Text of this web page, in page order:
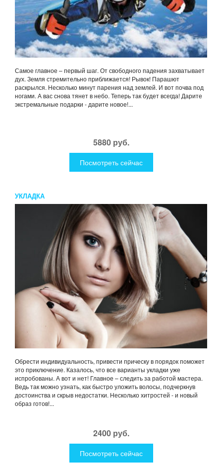
Самое главное – первый шаг. От свободного падения захватывает
дух. Земля стремительно приближается! Рывок! Парашют
раскрылся. Несколько минут парения над землей. И вот почва под
ногами. А вас снова тянет в небо. Теперь так будет всегда! Дарите
экстремальные подарки - дарите новое!...
5880 руб.
Посмотреть сейчас
УКЛАДКА
Обрести индивидуальность, привести прическу в порядок поможет
это приключение. Казалось, что все варианты укладки уже
испробованы. А вот и нет! Главное – следить за работой мастера.
Ведь так можно узнать, как быстро уложить волосы, подчеркнув
достоинства и скрыв недостатки. Несколько хитростей - и новый
образ готов!...
2400 руб.
Посмотреть сейчас